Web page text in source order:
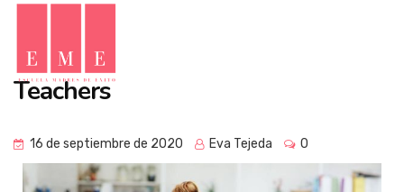
Teachers
16 de septiembre de 2020 Eva Tejeda 0